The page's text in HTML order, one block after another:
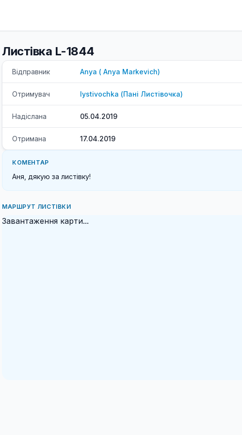
Листівка L-1844
Відправник Anya ( Anya Markevich)
Отримувач lystivochka (Пані Листівочка)
Надіслана 05.04.2019
Отримана 17.04.2019
КОМЕНТАР
Аня, дякую за листівку!
МАРШРУТ ЛИСТІВКИ
Завантаження карти...